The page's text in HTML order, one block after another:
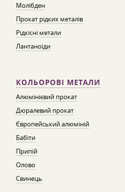
Молібден
Прокат рідких металів
Рідкісні метали
Лантаноїди
КОЛЬОРОВІ МЕТАЛИ
Алюмінієвий прокат
Дюралевий прокат
Європейський алюміній
Бабіти
Припій
Олово
Свинець